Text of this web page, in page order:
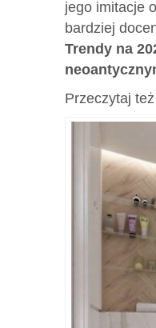
jego imitacje
bardziej
Trendy na
Przeczytaj